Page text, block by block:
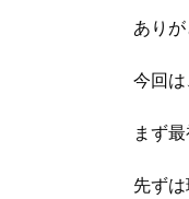
ありが
今回は
まず
先ずは